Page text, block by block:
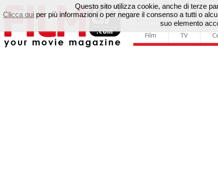
Film TV
Questo sito utilizza cookie, anche di terze
Clicca qui per più informazioni o per negare il consenso a tutti o
suo elemento